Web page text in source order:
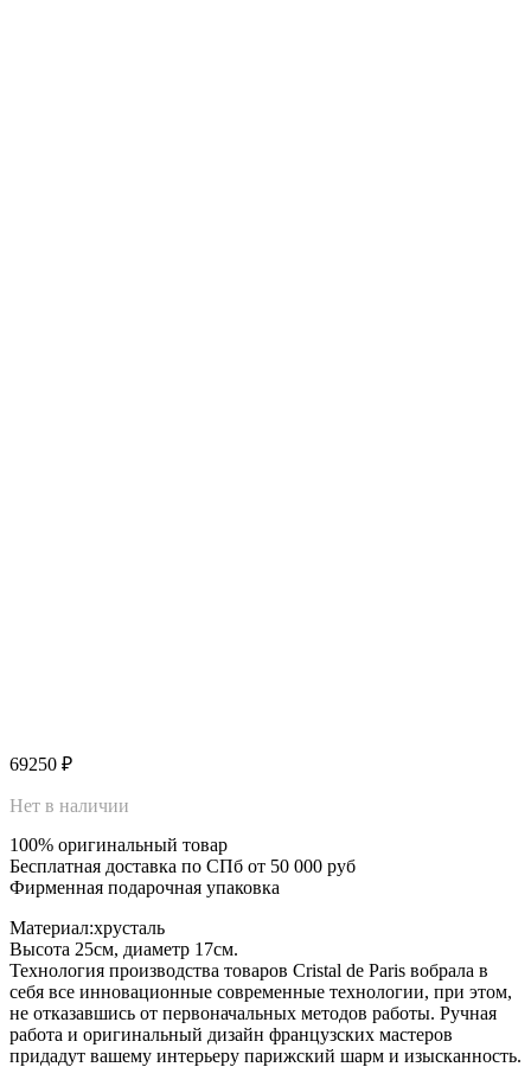
69250 ₽
Нет в наличии
100% оригинальный товар
Бесплатная доставка по СПб от 50 000 руб
Фирменная подарочная упаковка
Материал:хрусталь
Высота 25см, диаметр 17см.
Технология производства товаров Cristal de Paris вобрала в
себя все инновационные современные технологии, при этом,
не отказавшись от первоначальных методов работы. Ручная
работа и оригинальный дизайн французских мастеров
придадут вашему интерьеру парижский шарм и изысканность.